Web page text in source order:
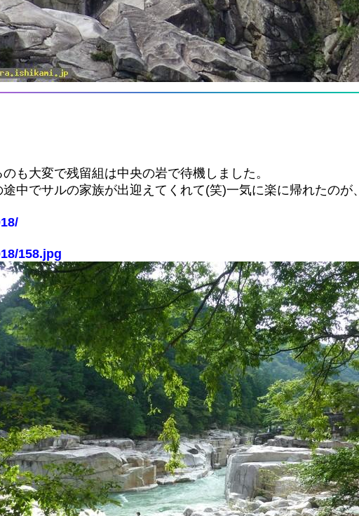
も大変で残留組は中央の岩で待機しました。
中でサルの家族が出迎えてくれて(笑)一気に楽に帰れたのが
158.jpg